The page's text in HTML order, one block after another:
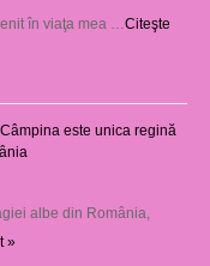
în viaţa mea …Citeşte
este unica regină
albe din România,
»